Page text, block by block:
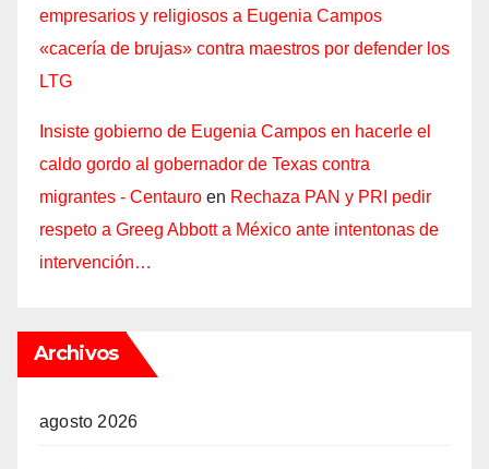
empresarios y religiosos a Eugenia Campos
«cacería de brujas» contra maestros por defender los
LTG
Insiste gobierno de Eugenia Campos en hacerle el
caldo gordo al gobernador de Texas contra
migrantes - Centauro en Rechaza PAN y PRI pedir
respeto a Greeg Abbott a México ante intentonas de
intervención…
Archivos
agosto 2026